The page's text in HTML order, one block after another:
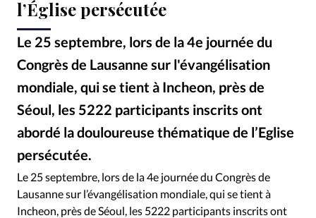
Bible
Toute l'actualité
Se connecter
RUBRIQUES
Toute l'actualité Bible Culture
Economie
Eglises
Histoire
Mission
Monde People Politique
Religions
Société
l’Église persécutée
Le 25 septembre, lors de la 4e journée du
Congrès de Lausanne sur l'évangélisation
mondiale, qui se tient à Incheon, près de
Séoul, les 5222 participants inscrits ont
abordé la douloureuse thématique de l’Eglise
persécutée.
©David Métreau / Alliance Presse - «La Constitution indienne garantit la liberté de religion, et cela inclut la liberté de changer de religion. L’Inde est en train de devenir une dictature théocratique qui veut mettre fin à la laïcité qui prévalait jusqu’à présent. C’est massif, systématique et dangereux», déplore le journaliste et historien Babu Verghese
Le 25 septembre, lors de la 4e journée du Congrès de
Lausanne sur l’évangélisation mondiale, qui se tient à
Incheon, près de Séoul, les 5222 participants inscrits ont